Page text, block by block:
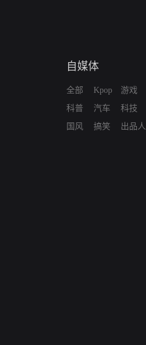
自媒体
全部
科普
国风
Kpop
汽车
搞笑
游戏
科技
出品人